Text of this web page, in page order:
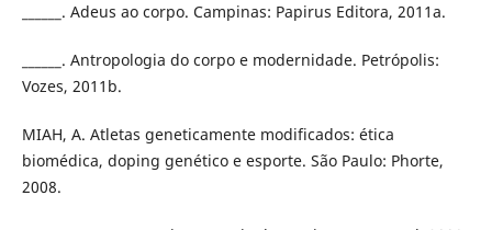
______. Adeus ao corpo. Campinas: Papirus Editora, 2011a.
______. Antropologia do corpo e modernidade. Petrópolis:
Vozes, 2011b.
MIAH, A. Atletas geneticamente modificados: ética
biomédica, doping genético e esporte. São Paulo: Phorte,
2008.